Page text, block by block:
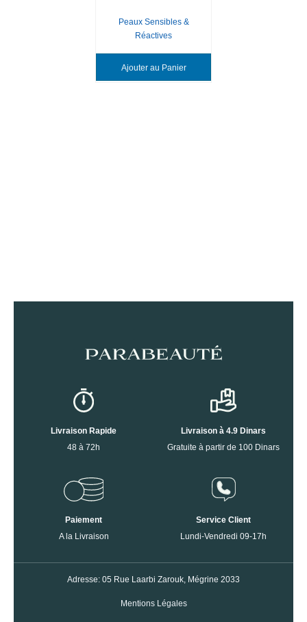
Peaux Sensibles &
Réactives
Ajouter au Panier
Livraison Rapide
48 à 72h
Livraison à 4.9 Dinars
Gratuite à partir de 100 Dinars
Paiement
A la Livraison
Service Client
Lundi-Vendredi 09-17h
Adresse: 05 Rue Laarbi Zarouk, Mégrine 2033
Mentions Légales